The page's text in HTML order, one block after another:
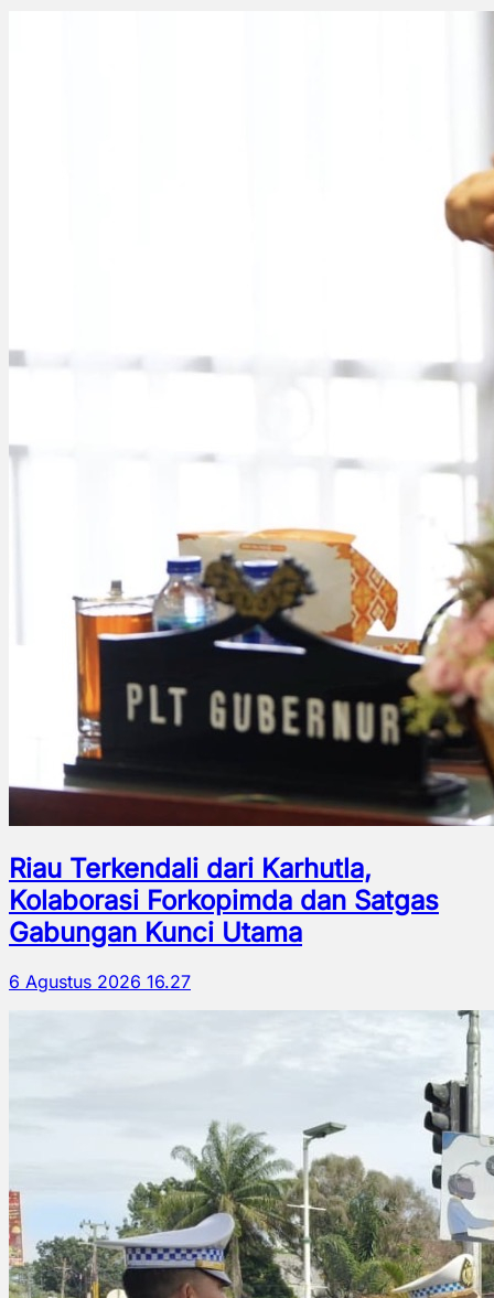
Riau Terkendali dari Karhutla,
Kolaborasi Forkopimda dan Satgas
Gabungan Kunci Utama
6 Agustus 2026 16.27